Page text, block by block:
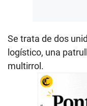
Se trata de dos
logístico, una
multirrol.